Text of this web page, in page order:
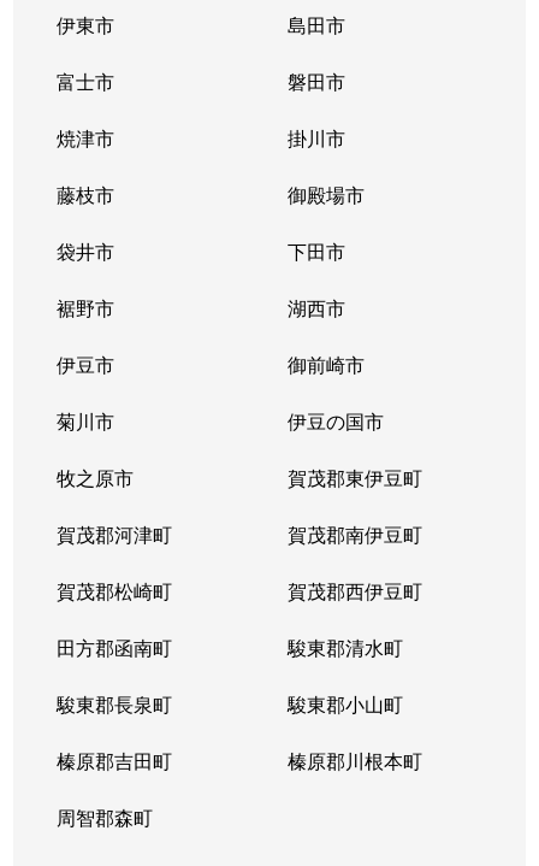
伊東市 島田市
富士市 磐田市
焼津市 掛川市
藤枝市 御殿場市
袋井市 下田市
裾野市 湖西市
伊豆市 御前崎市
菊川市 伊豆の国市
牧之原市 賀茂郡東伊豆町
賀茂郡河津町 賀茂郡南伊豆町
賀茂郡松崎町 賀茂郡西伊豆町
田方郡函南町 駿東郡清水町
駿東郡長泉町 駿東郡小山町
榛原郡吉田町 榛原郡川根本町
周智郡森町